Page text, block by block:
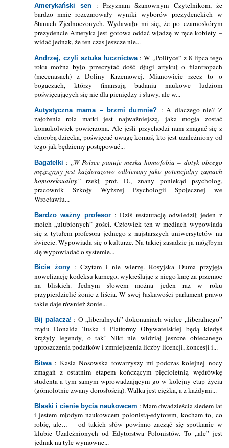
Amerykański sen: Przyznam Szanownym Czytelnikom, że
bardzo mnie rozczarowały wyniki wyborów prezydenckich w
Stanach Zjednoczonych. Wydawało mi się, że po czarnoskórym
prezydencie Ameryka jest gotowa oddać władzę w ręce kobiety –
widać jednak, że ten czas jeszcze nie...
Andrzej, czyli sztuka łucznictwa: W „Polityce” z 8 lipca tego
roku można było przeczytać dość długi artykuł o filantropach
(mecenasach) z Doliny Krzemowej. Mianowicie rzecz to o
bogaczach, którzy finansują badania naukowe ludziom
poświęcających się nie dla pieniędzy i sławy, ale w...
Autystyczna mama – brzmi dumnie? : A dlaczego nie? Z
założenia rola matki jest najważniejszą, jaka mogła zostać
komukolwiek powierzona. Ale jeśli przychodzi nam zmagać się z
chorobą dziecka, poświęcać uwagę komuś, kto jest uzależniony od
tego jak będziemy postępować...
Bagatelki :
W Polsce panuje męska homofobia – dotyk obcego
mężczyzny jest każdorazowo odbierany jako potencjalny zamach
homoseksualny rzekł prof. D., znany poniekąd psycholog,
pracownik Szkoły Wyższej Psychologii Społecznej we
Wrocławiu...
Bardzo ważny profesor: Dziś restaurację odwiedził jeden z
moich „ulubionych” gości. Człowiek ten w mediach wypowiada
się z tytułem profesora jednego z najstarszych uniwersytetów na
świecie. Wypowiada się o kulturze. Na takiej zasadzie ja mógłbym
się wypowiadać o systemie...
Bicie żony: Czytam i nie wierzę. Rosyjska Duma przyjęła
nowelizację kodeksu karnego, wykreślając z niego karę za przemoc
na bliskich. Jednym słowem można jeden raz w roku
przypierdzielić żonie z liścia. W swej łaskawości parlament prawo
takie daje również żonie...
Bij palacza! : O „liberalnych” dokonaniach wielce „liberalnego”
rządu Donalda Tuska i Platformy Obywatelskiej będą kiedyś
krążyły legendy, o tak! Nikt nie widział jeszcze obiecanego
uproszczenia podatków i zmniejszenia liczby licencji, koncesji i...
Bitwa: Kasia Nosowska towarzyszy mi podczas kolejnej nocy
zmagań z ostatnim etapem kończącym pięcioletnią wędrówkę
studenta a tym samym wprowadzającym go w kolejny etap życia
(górnolotnie zwany dorosłością). Walka jest ciężka, a z każdymi...
Blaski i cienie bycia naukowcem : Mam dwadzieścia siedem lat
i jestem młodym naukowcem polonistą-edytorem, kocham to, co
robię, ale… – od takich słów powinno zacząć się spotkanie w
klubie Uzależnionych od Edytorstwa Polonistów. To „ale” jest
jednak na tyle wymowne...